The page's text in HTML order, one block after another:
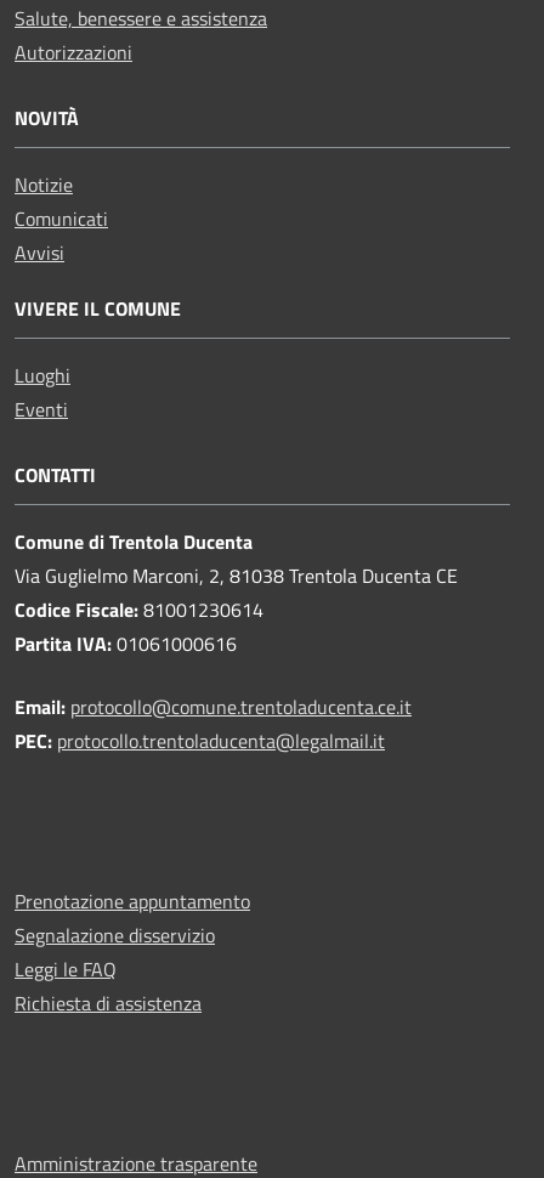
Salute, benessere e assistenza
Autorizzazioni
NOVITÀ
Notizie
Comunicati
Avvisi
VIVERE IL COMUNE
Luoghi
Eventi
CONTATTI
Comune di Trentola Ducenta
Via Guglielmo Marconi, 2, 81038 Trentola Ducenta CE
Codice Fiscale:81001230614
Partita IVA:01061000616
Email: protocollo@comune.trentoladucenta.ce.it
PEC: protocollo.trentoladucenta@legalmail.it
Prenotazione appuntamento
Segnalazione disservizio
Leggi le FAQ
Richiesta di assistenza
Amministrazione trasparente